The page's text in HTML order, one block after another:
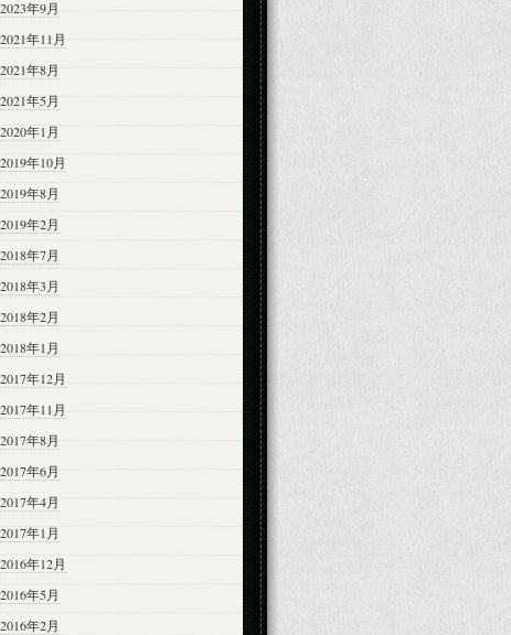
2023年9月
2021年11月
2021年8月
2021年5月
2020年1月
2019年10月
2019年8月
2019年2月
2018年7月
2018年3月
2018年2月
2018年1月
2017年12月
2017年11月
2017年8月
2017年6月
2017年4月
2017年1月
2016年12月
2016年5月
2016年2月